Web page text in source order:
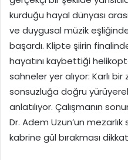
kurduğu hayal dünyası
ve duygusal müzik
başardı. Klipte şiirin
hayatını kaybettiği
sahneler yer alıyor: Karlı
sonsuzluğa doğru
anlatılıyor. Çalışmanın
Dr. Adem Uzun’un mezarlık
kabrine gül bırakması